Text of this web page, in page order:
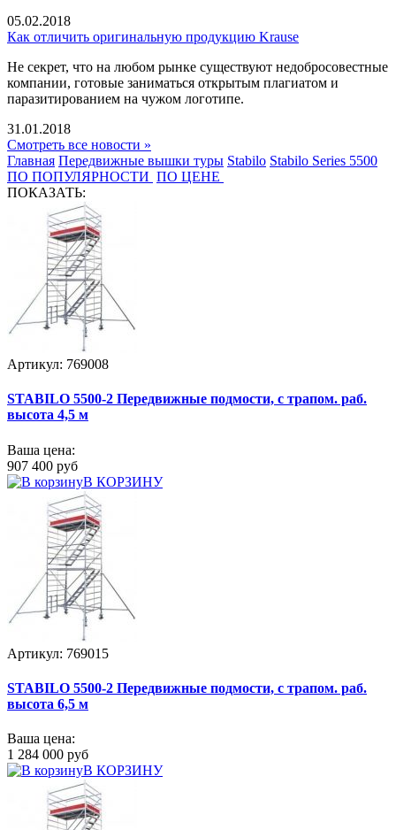
05.02.2018
Как отличить оригинальную продукцию Krause
Не секрет, что на любом рынке существуют недобросовестные
компании, готовые заниматься открытым плагиатом и
паразитированием на чужом логотипе.
31.01.2018
Смотреть все новости »
Главная Передвижные вышки туры Stabilo Stabilo Series 5500
ПО ПОПУЛЯРНОСТИ ПО ЦЕНЕ
ПОКАЗАТЬ:
Артикул: 769008
STABILO 5500-2 Передвижные подмости, с трапом. раб.
высота 4,5 м
Ваша цена:
907 400 руб
В КОРЗИНУ
Артикул: 769015
STABILO 5500-2 Передвижные подмости, с трапом. раб.
высота 6,5 м
Ваша цена:
1 284 000 руб
В КОРЗИНУ